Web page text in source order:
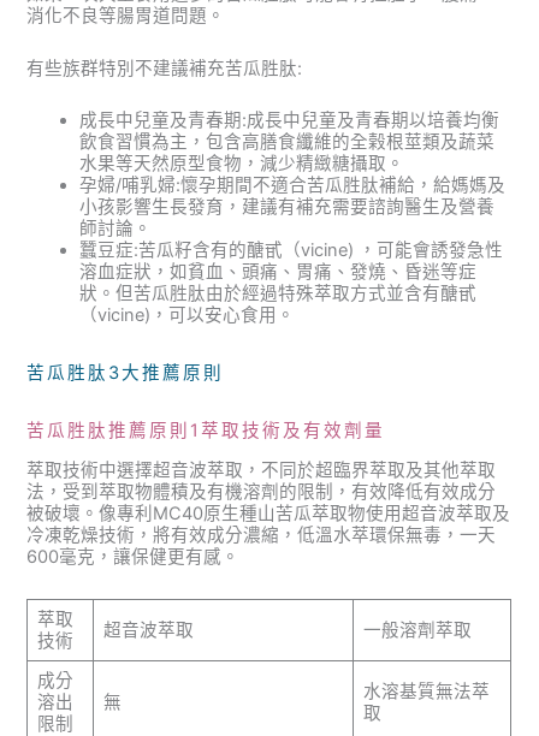
消化不良等腸胃道問題。
有些族群特別不建議補充苦瓜胜肽:
成長中兒童及青春期:成長中兒童及青春期以培養均衡
飲食習慣為主，包含高膳食纖維的全榖根莖類及蔬菜
水果等天然原型食物，減少精緻糖攝取。
孕婦/哺乳婦:懷孕期間不適合苦瓜胜肽補給，給媽媽及
小孩影響生長發育，建議有補充需要諮詢醫生及營養
師討論。
蠶豆症:苦瓜籽含有的醣甙（vicine) ，可能會誘發急性
溶血症狀，如貧血、頭痛、胃痛、發燒、昏迷等症
狀。但苦瓜胜肽由於經過特殊萃取方式並含有醣甙
（vicine)，可以安心食用。
苦瓜胜肽3大推薦原則
苦瓜胜肽推薦原則1萃取技術及有效劑量
萃取技術中選擇超音波萃取，不同於超臨界萃取及其他萃取
法，受到萃取物體積及有機溶劑的限制，有效降低有效成分
被破壞。像專利MC40原生種山苦瓜萃取物使用超音波萃取及
冷凍乾燥技術，將有效成分濃縮，低溫水萃環保無毒，一天
600毫克，讓保健更有感。
萃取
技術
超音波萃取 一般溶劑萃取
成分
溶出
限制
無
水溶基質無法萃
取